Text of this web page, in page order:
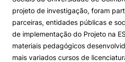
Candidaturas
projeto de investigação, foram
parceiras, entidades públicas e
de implementação do Projeto na
materiais pedagógicos
mais variados cursos de